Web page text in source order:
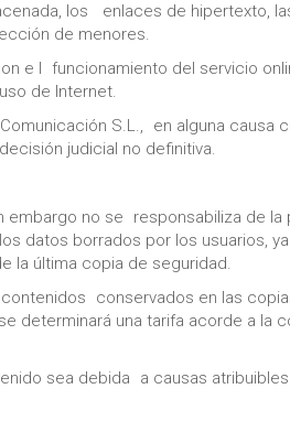
los enlaces de hipertexto,
de menores.
e l funcionamiento del servicio
de Internet.
S.L., en alguna causa
judicial no definitiva.
embargo no se responsabiliza de la
datos borrados por los usuarios,
la última copia de seguridad.
conservados en las
determinará una tarifa acorde a la
sea debida a causas